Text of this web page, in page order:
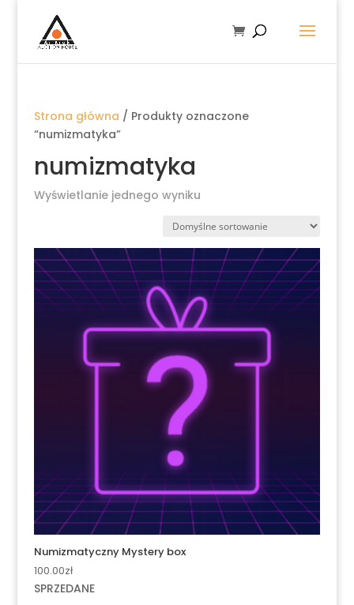
Strona główna / Produkty oznaczone
“numizmatyka”
numizmatyka
Wyświetlanie jednego wyniku
Numizmatyczny Mystery box
100.00zł
SPRZEDANE